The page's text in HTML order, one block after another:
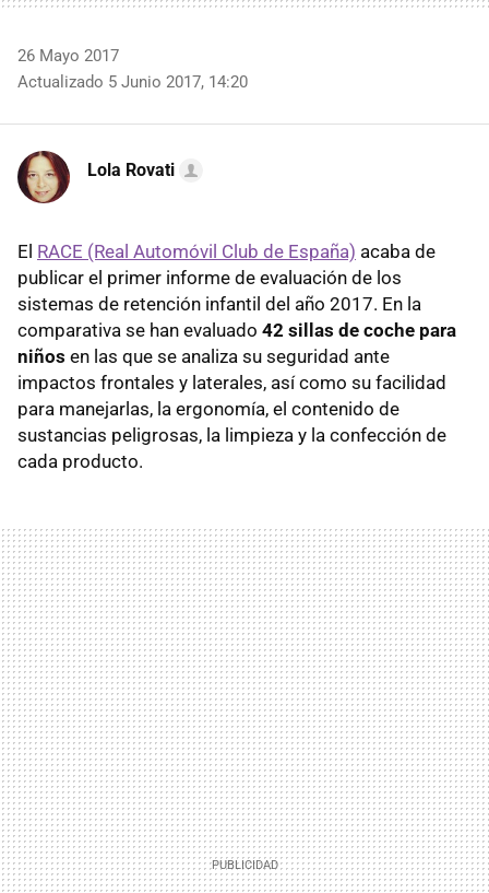
26 Mayo 2017
Actualizado 5 Junio 2017, 14:20
Lola Rovati
El RACE (Real Automóvil Club de España) acaba de
publicar el primer informe de evaluación de los
sistemas de retención infantil del año 2017. En la
comparativa se han evaluado 42 sillas de coche para
niños en las que se analiza su seguridad ante
impactos frontales y laterales, así como su facilidad
para manejarlas, la ergonomía, el contenido de
sustancias peligrosas, la limpieza y la confección de
cada producto.